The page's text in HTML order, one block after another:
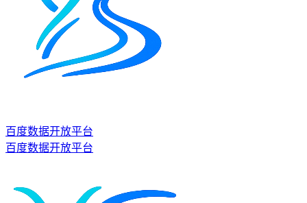
百度数据开放平台
百度数据开放平台